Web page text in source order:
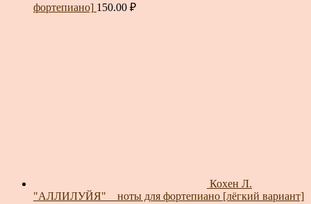
фортепиано] 150.00 ₽
Кохен Л.
"АЛЛИЛУЙЯ" _ ноты для фортепиано [лёгкий вариант]